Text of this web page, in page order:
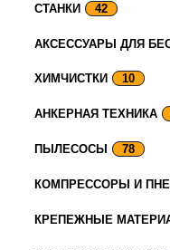
СТАНКИ 42
АКСЕССУАРЫ ДЛЯ
ХИМЧИСТКИ 10
АНКЕРНАЯ ТЕХНИКА
ПЫЛЕСОСЫ 78
КОМПРЕССОРЫ И
КРЕПЕЖНЫЕ